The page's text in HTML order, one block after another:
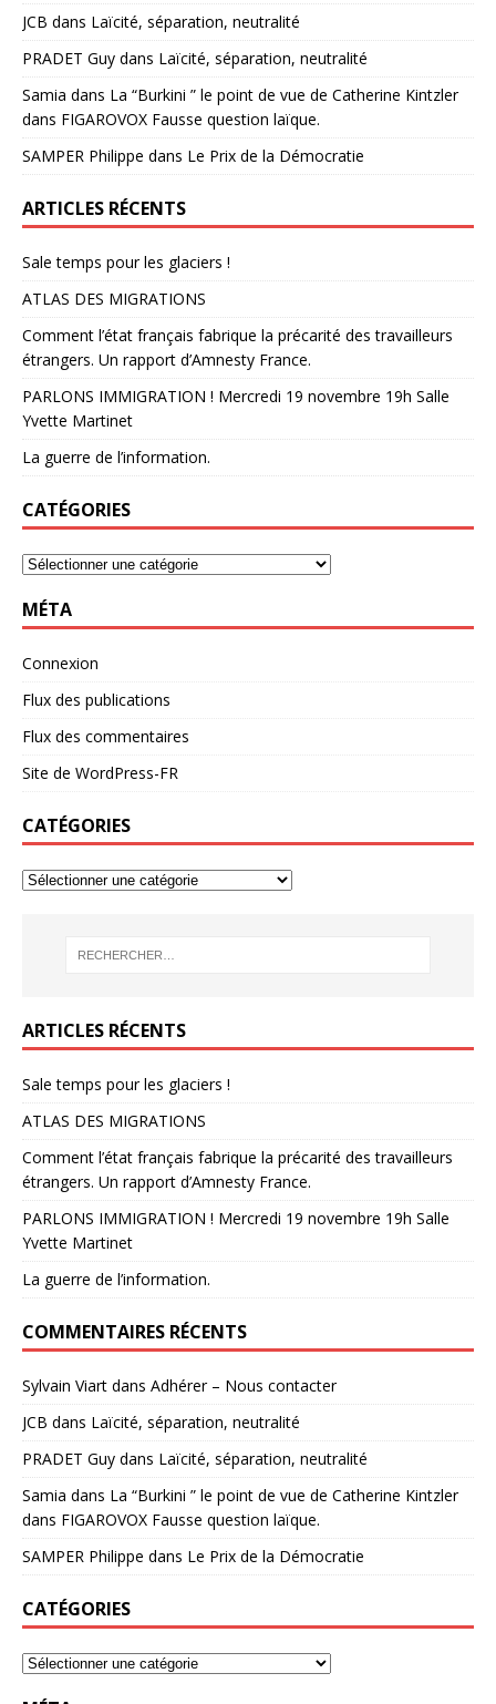
JCB dans Laïcité, séparation, neutralité
PRADET Guy dans Laïcité, séparation, neutralité
Samia dans La “Burkini ” le point de vue de Catherine Kintzler
dans FIGAROVOX Fausse question laïque.
SAMPER Philippe dans Le Prix de la Démocratie
ARTICLES RÉCENTS
Sale temps pour les glaciers !
ATLAS DES MIGRATIONS
Comment l’état français fabrique la précarité des travailleurs
étrangers. Un rapport d’Amnesty France.
PARLONS IMMIGRATION ! Mercredi 19 novembre 19h Salle
Yvette Martinet
La guerre de l’information.
CATÉGORIES
MÉTA
Connexion
Flux des publications
Flux des commentaires
Site de WordPress-FR
CATÉGORIES
ARTICLES RÉCENTS
Sale temps pour les glaciers !
ATLAS DES MIGRATIONS
Comment l’état français fabrique la précarité des travailleurs
étrangers. Un rapport d’Amnesty France.
PARLONS IMMIGRATION ! Mercredi 19 novembre 19h Salle
Yvette Martinet
La guerre de l’information.
COMMENTAIRES RÉCENTS
Sylvain Viart dans Adhérer – Nous contacter
JCB dans Laïcité, séparation, neutralité
PRADET Guy dans Laïcité, séparation, neutralité
Samia dans La “Burkini ” le point de vue de Catherine Kintzler
dans FIGAROVOX Fausse question laïque.
SAMPER Philippe dans Le Prix de la Démocratie
CATÉGORIES